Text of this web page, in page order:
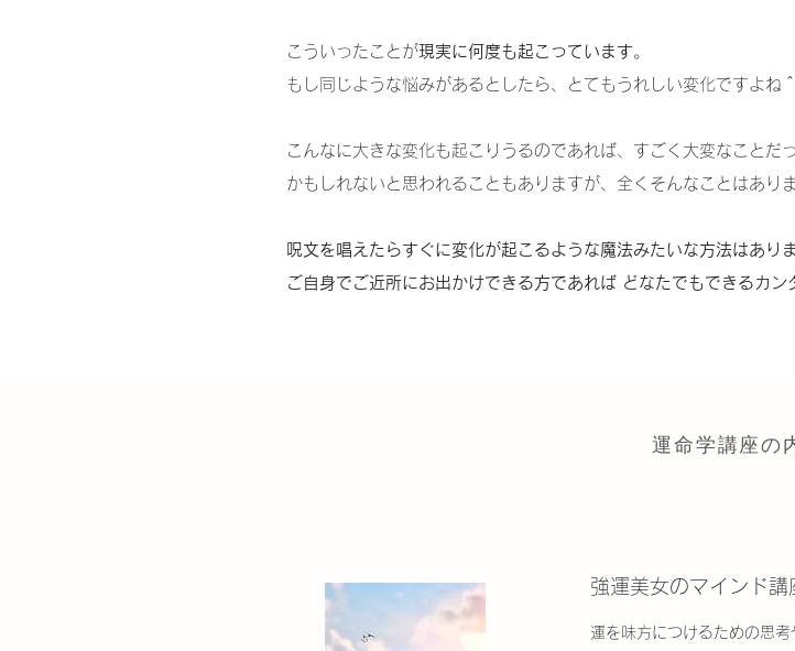
こういったことが現実に何度も起こっています。
もし同じような悩みがあるとしたら、とてもうれしい変化ですよね
こんなに大きな変化も起こりうるのであれば、すごく大変なことだ
かもしれないと思われることもありますが、全くそんなことはありま
呪文を唱えたらすぐに変化が起こるような魔法みたいな方法はあり
ご自身でご近所にお出かけできる方であれば どなたでもできるカ
運命学講座の
強運美女のマインド講
運を味方につけるための思